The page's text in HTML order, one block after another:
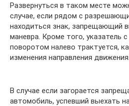
Развернуться в таком месте
случае, если рядом с
находиться знак, запрещающий
маневра. Кроме того, указатель
поворотом налево трактуется,
изменения направления движения.
В случае если загорается
автомобиль, успевший выехать